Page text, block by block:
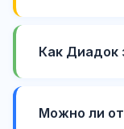
Как Диадок
Можно ли